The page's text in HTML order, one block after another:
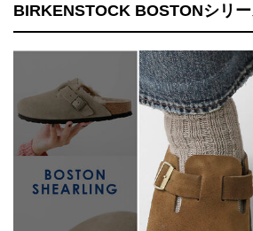
BIRKENSTOCK BOSTONシリ